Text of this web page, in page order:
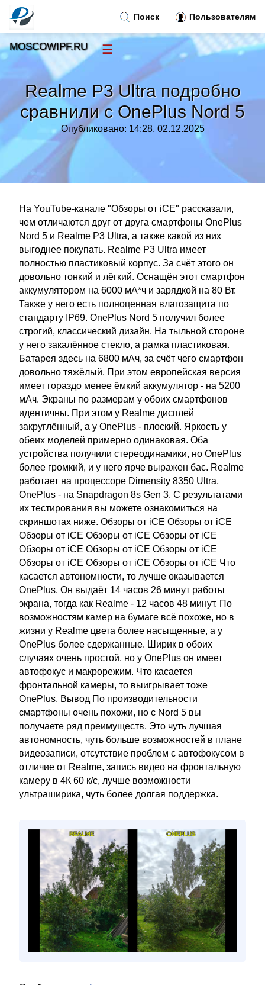
Realme P3 Ultra подробно
сравнили с OnePlus Nord 5
Опубликовано: 14:28, 02.12.2025
На YouTube-канале "Обзоры от iCE" рассказали,
чем отличаются друг от друга смартфоны OnePlus
Nord 5 и Realme P3 Ultra, а также какой из них
выгоднее покупать. Realme P3 Ultra имеет
полностью пластиковый корпус. За счёт этого он
довольно тонкий и лёгкий. Оснащён этот смартфон
аккумулятором на 6000 мА*ч и зарядкой на 80 Вт.
Также у него есть полноценная влагозащита по
стандарту IP69. OnePlus Nord 5 получил более
строгий, классический дизайн. На тыльной стороне
у него закалённое стекло, а рамка пластиковая.
Батарея здесь на 6800 мАч, за счёт чего смартфон
довольно тяжёлый. При этом европейская версия
имеет гораздо менее ёмкий аккумулятор - на 5200
мАч. Экраны по размерам у обоих смартфонов
идентичны. При этом у Realme дисплей
закруглённый, а у OnePlus - плоский. Яркость у
обеих моделей примерно одинаковая. Оба
устройства получили стереодинамики, но OnePlus
более громкий, и у него ярче выражен бас. Realme
работает на процессоре Dimensity 8350 Ultra,
OnePlus - на Snapdragon 8s Gen 3. С результатами
их тестирования вы можете ознакомиться на
скриншотах ниже. Обзоры от iCE Обзоры от iCE
Обзоры от iCE Обзоры от iCE Обзоры от iCE
Обзоры от iCE Обзоры от iCE Обзоры от iCE
Обзоры от iCE Обзоры от iCE Обзоры от iCE Что
касается автономности, то лучше оказывается
OnePlus. Он выдаёт 14 часов 26 минут работы
экрана, тогда как Realme - 12 часов 48 минут. По
возможностям камер на бумаге всё похоже, но в
жизни у Realme цвета более насыщенные, а у
OnePlus более сдержанные. Ширик в обоих
случаях очень простой, но у OnePlus он имеет
автофокус и макрорежим. Что касается
фронтальной камеры, то выигрывает тоже
OnePlus. Вывод По производительности
смартфоны очень похожи, но с Nord 5 вы
получаете ряд преимуществ. Это чуть лучшая
автономность, чуть больше возможностей в плане
видеозаписи, отсутствие проблем с автофокусом в
отличие от Realme, запись видео на фронтальную
камеру в 4К 60 к/с, лучше возможности
ультраширика, чуть более долгая поддержка.
Поиск Пользователям
MOSCOWIPF.RU ☰
Новости
Тренды новостей»
Рубрики»
Контакт»